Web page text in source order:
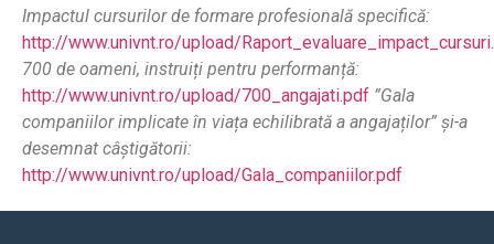
Impactul cursurilor de formare profesională specifică:
http://www.univnt.ro/upload/
700 de oameni, instruiți pentru performanță:
http://www.univnt.ro/upload/700_angajati.pdf ”Gala
companiilor implicate în viața echilibrată a angajaților” și-a
desemnat câștigătorii:
http://www.univnt.ro/upload/Gala_companiilor.pdf